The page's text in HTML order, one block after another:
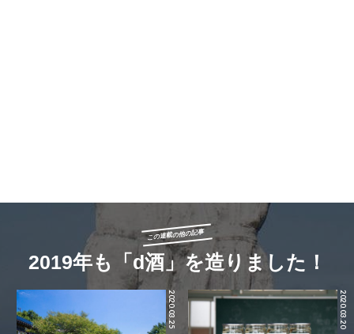
この連載の他の記事
2019年も「d酒」を造りました！
2020.03.25 2020.03.20